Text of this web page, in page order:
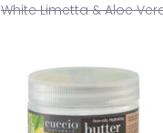
White Limetta & Aloe